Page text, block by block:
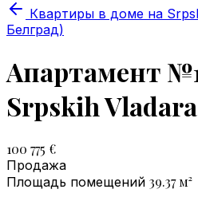
Квартиры в доме на
Белград)
Апартамент
Srpskih Vladarа
100 775 €
Продажа
Площадь помещений 39.37м²